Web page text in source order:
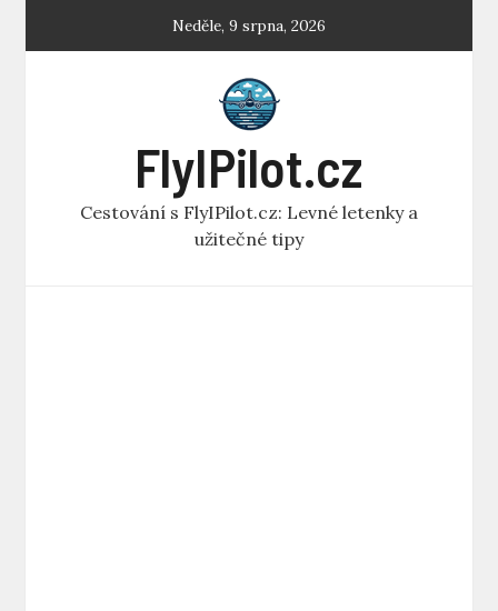
Neděle, 9 srpna, 2026
FlyIPilot.cz
Cestování s FlyIPilot.cz: Levné letenky a
užitečné tipy